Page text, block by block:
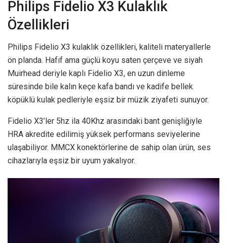
Philips Fidelio X3 Kulaklık
Özellikleri
Philips Fidelio X3 kulaklık özellikleri, kaliteli materyallerle
ön planda. Hafif ama güçlü koyu saten çerçeve ve siyah
Muirhead deriyle kaplı Fidelio X3, en uzun dinleme
süresinde bile kalın keçe kafa bandı ve kadife bellek
köpüklü kulak pedleriyle eşsiz bir müzik ziyafeti sunuyor.
Fidelio X3’ler 5hz ila 40Khz arasındaki bant genişliğiyle
HRA akredite edilimiş yüksek performans seviyelerine
ulaşabiliyor. MMCX konektörlerine de sahip olan ürün, ses
cihazlarıyla eşsiz bir uyum yakalıyor.